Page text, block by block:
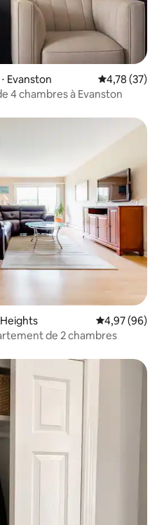
Evanston Évaluation
4,78 (37)
4 chambres à Evanston
Évaluation
4,97 (96)
de 2 chambres